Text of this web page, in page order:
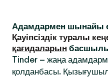
Адамдармен шынайы
Қауіпсіздік туралы
қағидаларын
Tinder – жаңа
қолданбасы.